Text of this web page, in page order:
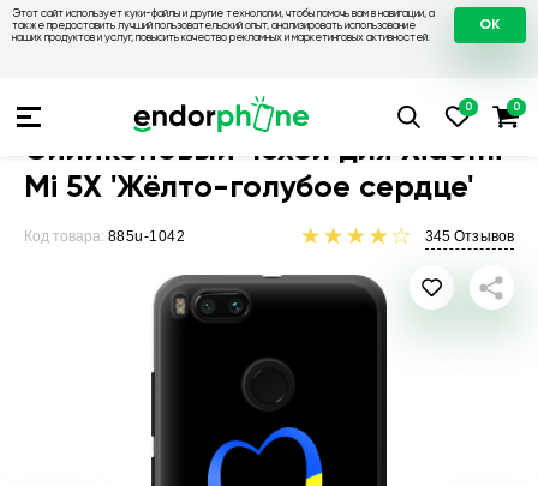
Этот сайт использует куки-файлы и другие технологии, чтобы помочь вам в навигации, а
также предоставить лучший пользовательский опыт, анализировать использование
наших продуктов и услуг, повысить качество рекламных и маркетинговых активностей.
OK
Чехлы на Xiaomi Чехол для Xiaomi
Силиконовый чехол для Xiaomi
Mi 5X 'Жёлто-голубое сердце'
Код товара: 885u-1042 345 Отзывов